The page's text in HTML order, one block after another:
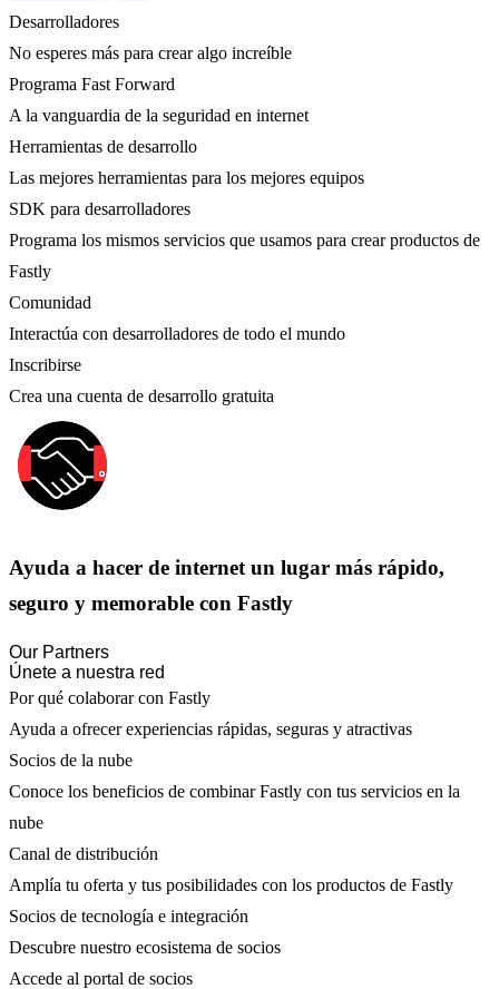
Desarrolladores
No esperes más para crear algo increíble
Programa Fast Forward
A la vanguardia de la seguridad en internet
Herramientas de desarrollo
Las mejores herramientas para los mejores equipos
SDK para desarrolladores
Programa los mismos servicios que usamos para crear productos de
Fastly
Comunidad
Interactúa con desarrolladores de todo el mundo
Inscribirse
Crea una cuenta de desarrollo gratuita
Ayuda a hacer de internet un lugar más rápido,
seguro y memorable con Fastly
Our Partners
Únete a nuestra red
Por qué colaborar con Fastly
Ayuda a ofrecer experiencias rápidas, seguras y atractivas
Socios de la nube
Conoce los beneficios de combinar Fastly con tus servicios en la
nube
Canal de distribución
Amplía tu oferta y tus posibilidades con los productos de Fastly
Socios de tecnología e integración
Descubre nuestro ecosistema de socios
Accede al portal de socios